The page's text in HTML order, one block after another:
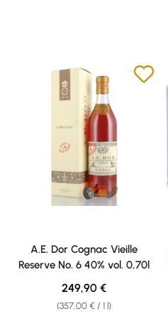
A.E. Dor Cognac Vieille
Reserve No. 6 40% vol. 0,70l
(357,00 € / 1 l)
Regular price:
249,90 €